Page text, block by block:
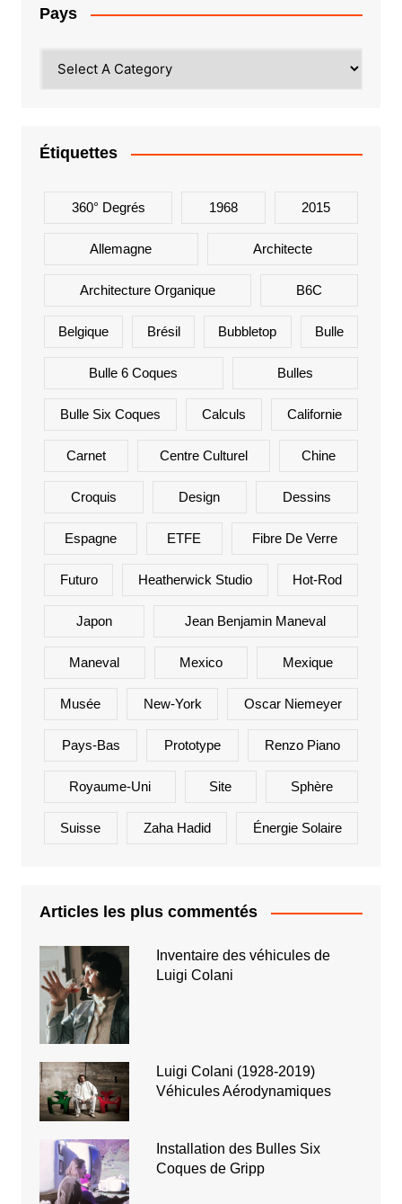
Pays
Étiquettes
360° Degrés 1968 2015
Allemagne Architecte
Architecture Organique B6C
Belgique Brésil Bubbletop Bulle
Bulle 6 Coques Bulles
Bulle Six Coques Calculs Californie
Carnet Centre Culturel Chine
Croquis Design Dessins
Espagne ETFE Fibre De Verre
Futuro Heatherwick Studio Hot-Rod
Japon Jean Benjamin Maneval
Maneval Mexico Mexique
Musée New-York Oscar Niemeyer
Pays-Bas Prototype Renzo Piano
Royaume-Uni Site Sphère
Suisse Zaha Hadid Énergie Solaire
Articles les plus commentés
Inventaire des véhicules de
Luigi Colani
Luigi Colani (1928-2019)
Véhicules Aérodynamiques
Installation des Bulles Six
Coques de Gripp